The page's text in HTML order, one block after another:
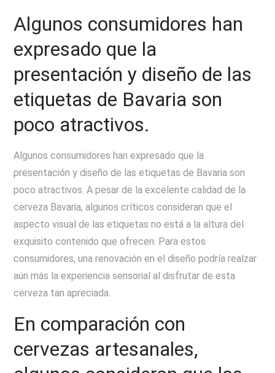
Algunos consumidores han
expresado que la
presentación y diseño de las
etiquetas de Bavaria son
poco atractivos.
Algunos consumidores han expresado que la
presentación y diseño de las etiquetas de Bavaria son
poco atractivos. A pesar de la excelente calidad de la
cerveza Bavaria, algunos críticos consideran que el
aspecto visual de las etiquetas no está a la altura del
exquisito contenido que ofrecen. Para estos
consumidores, una renovación en el diseño podría realzar
aún más la experiencia sensorial al disfrutar de esta
cerveza tan apreciada.
En comparación con
cervezas artesanales,